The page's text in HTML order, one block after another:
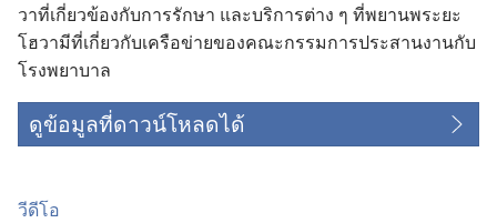
วา​ที่​เกี่ยว​ข้อง​กับ​การ​รักษา และ​บริการ​ต่าง ๆ ที่​พยาน​พระ​ยะ
โฮวา​มี​ที่​เกี่ยว​กับ​เครือ​ข่าย​ของ​คณะ​กรรมการ​ประสาน​งาน​กับ​
โรง​พยาบาล
ดูข้อมูลที่ดาวน์โหลดได้
วีดีโอ